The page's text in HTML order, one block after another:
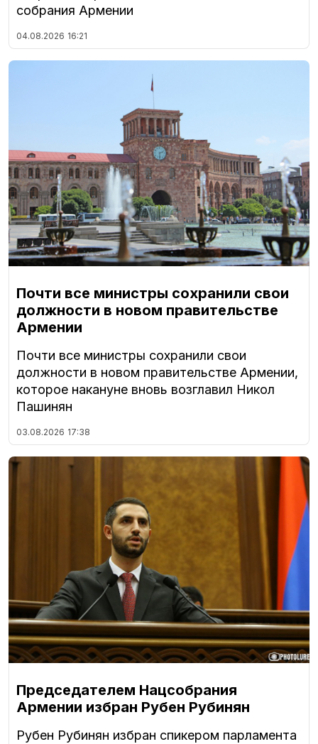
собрания Армении
04.08.2026 16:21
Почти все министры сохранили свои
должности в новом правительстве
Армении
Почти все министры сохранили свои
должности в новом правительстве Армении,
которое накануне вновь возглавил Никол
Пашинян
03.08.2026 17:38
Председателем Нацсобрания
Армении избран Рубен Рубинян
Рубен Рубинян избран спикером парламента